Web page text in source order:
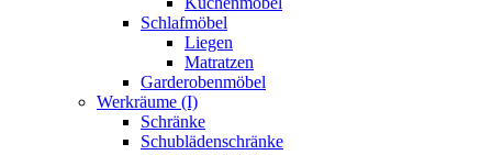
Schlafmöbel
Liegen
Matratzen
Garderobenmöbel
Werkräume (I)
Schränke
Schublädenschränke